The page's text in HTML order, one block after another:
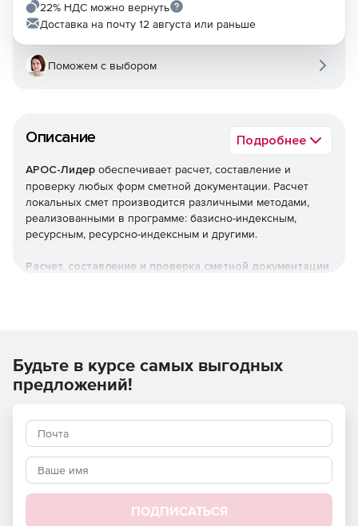
Описание Подробнее
АРОС-Лидер обеспечивает расчет, составление и
проверку любых форм сметной документации. Расчет
локальных смет производится различными методами,
реализованными в программе: базисно-индексным,
ресурсным, ресурсно-индексным и другими.
Расчет, составление и проверка сметной документации
Сводные сметные расчеты.
Акты выполненных работ КС-2.
Журнал учета выполненных работ КС-6.
22% НДС можно вернуть
Доставка на почту 12 августа или раньше
Поможем с выбором
Будьте в курсе самых выгодных
предложений!
ПОДПИСАТЬСЯ